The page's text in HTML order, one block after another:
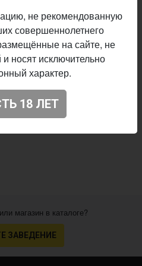
магазин в каталоге?
ЗАВЕДЕНИЕ
не рекомендованную
совершеннолетнего
на сайте, не
носят исключительно
характер.
18 ЛЕТ